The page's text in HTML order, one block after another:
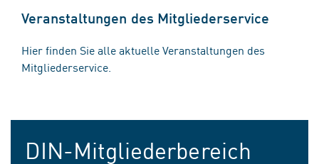
Veranstaltungen des Mitgliederservice
Hier finden Sie alle aktuelle Veranstaltungen des
Mitgliederservice.
DIN-Mitgliederbereich